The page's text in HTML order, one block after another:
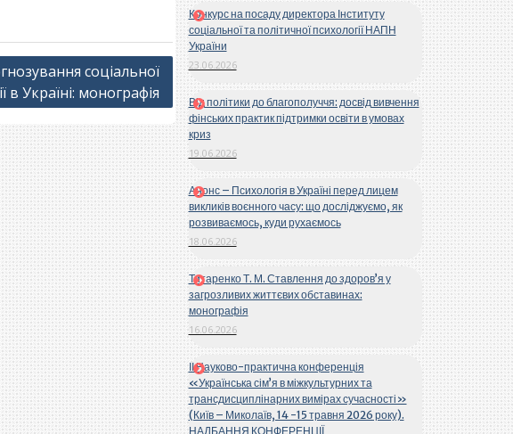
соціальної
в Україні: монографія
Конкурс на посаду директора Інституту
соціальної та політичної психології НАПН
України
23.06.2026
Від політики до благополуччя: досвід вивчення
фінських практик підтримки освіти в умовах
криз
19.06.2026
Анонс – Психологія в Україні перед лицем
викликів воєнного часу: що досліджуємо, як
розвиваємось, куди рухаємось
18.06.2026
Титаренко Т. М. Ставлення до здоров’я у
загрозливих життєвих обставинах:
монографія
16.06.2026
ІІ Науково-практична конференція
«Українська сім’я в міжкультурних та
трансдисциплінарних вимірах сучасності»
(Київ – Миколаїв, 14 -15 травня 2026 року).
НАДБАННЯ КОНФЕРЕНЦІЇ